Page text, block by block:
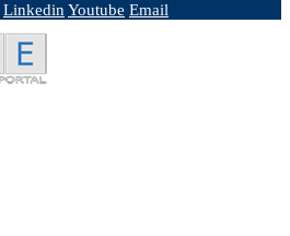
LinkedinYoutube Email